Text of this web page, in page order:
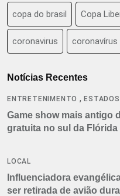
copa do brasil Copa
coronavirus coronavírus
Notícias Recentes
ENTRETENIMENTO ,
Game show mais antigo
gratuita no sul da Flórida
LOCAL
Influenciadora
ser retirada de avião